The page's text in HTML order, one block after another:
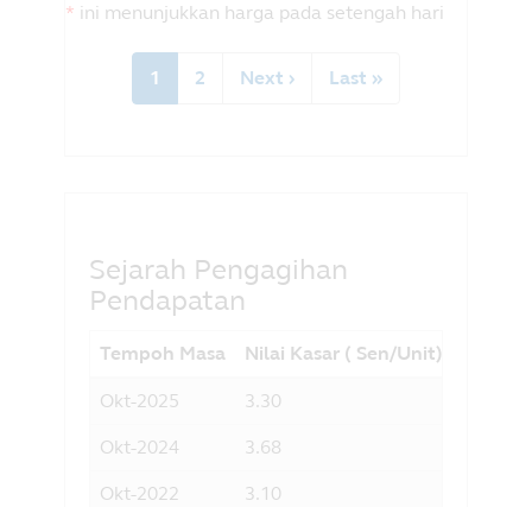
laman web ini, dan pengecualian apa-
apa liabiliti berkenaan dengan apa-apa
kesilapan atau informasi oleh Principal
dan apa-apa yang berkaitan pihak
* ini menunjukkan harga pada setengah hari
Pagination
Current
page
1 Halaman
2
Next
Next ›
Last
Last »
Sejarah Pengagihan
Pendapatan
Tempoh Masa Nilai Kasar ( Sen/Unit)]
Okt-2025 3.30
Okt-2024 3.68
Okt-2022 3.10